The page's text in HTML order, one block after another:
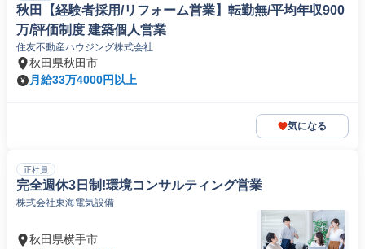
秋田【経験者採用/リフォーム営業】転勤無/平均年収900
万/評価制度 建築個人営業
住友不動産ハウジング株式会社
秋田県秋田市
月給33万4000円以上
気になる
正社員
完全週休3日制!環境コンサルティング営業
株式会社東海電気設備
秋田県横手市